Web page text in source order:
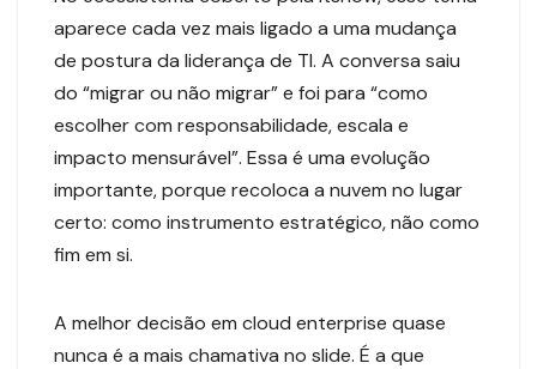
aparece cada vez mais ligado a uma mudança
de postura da liderança de TI. A conversa saiu
do “migrar ou não migrar” e foi para “como
escolher com responsabilidade, escala e
impacto mensurável”. Essa é uma evolução
importante, porque recoloca a nuvem no lugar
certo: como instrumento estratégico, não como
fim em si.
A melhor decisão em cloud enterprise quase
nunca é a mais chamativa no slide. É a que